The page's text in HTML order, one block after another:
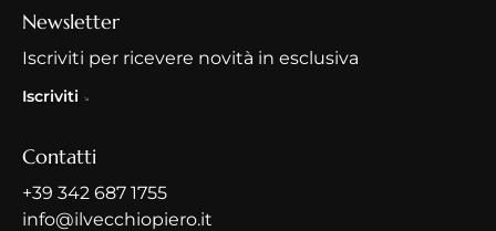
Newsletter
Iscriviti per ricevere novità in esclusiva
Iscriviti
Contatti
+39 342 687 1755
info@ilvecchiopiero.it